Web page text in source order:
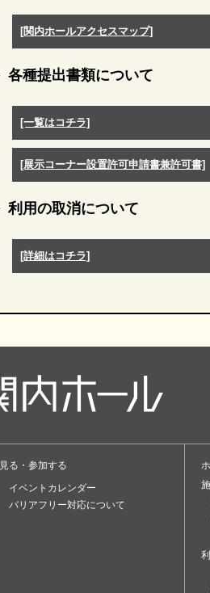
[関内ホールアクセスマップ]
各種提出書類について
[一覧はコチラ]
[展示コーナー設置許可申請書兼許可書]
利用の取消について
[詳細はコチラ]
見る・参加する
イベントカレンダー
バリアフリー対応について